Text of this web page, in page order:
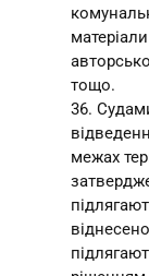
тощо.
36.
межах